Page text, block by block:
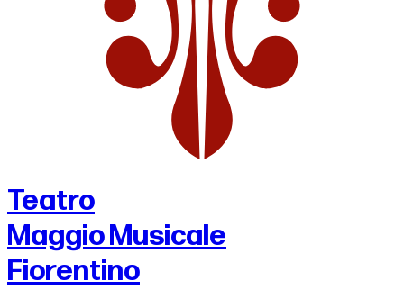
Teatro
Maggio Musicale
Fiorentino